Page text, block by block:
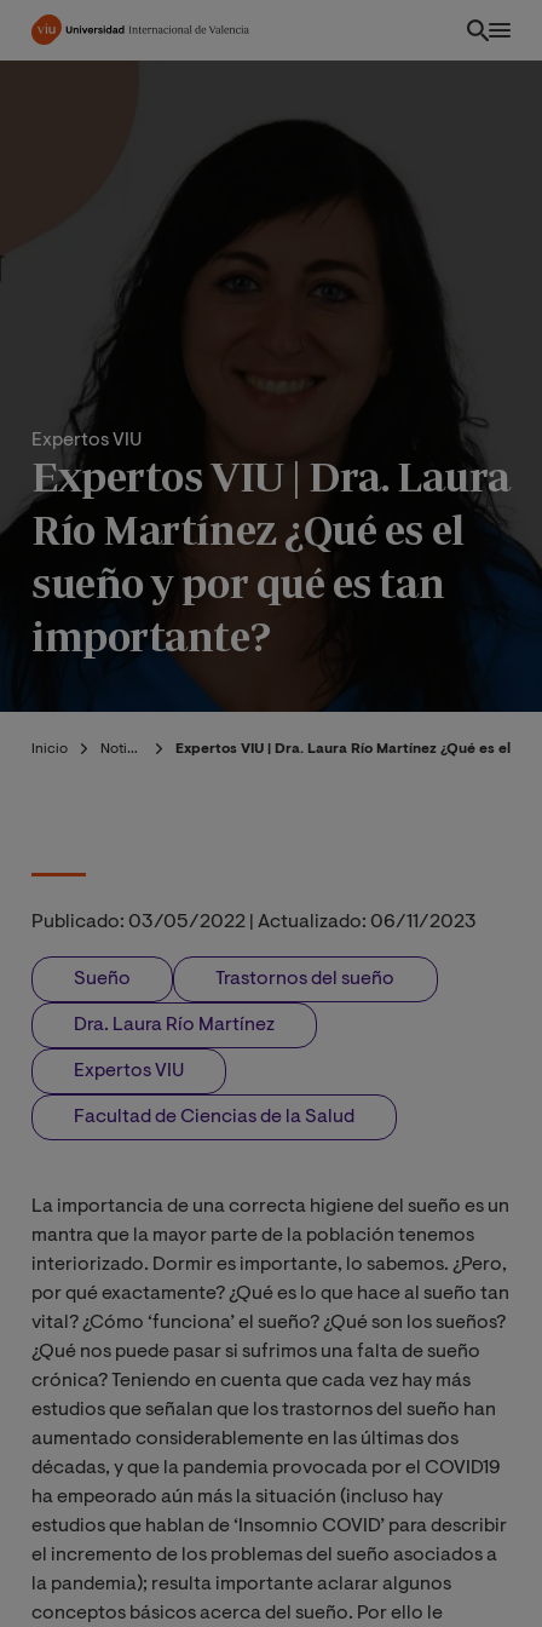
Pasar
Expertos VIU
Expertos VIU | Dra. Laura
Río Martínez ¿Qué es el
sueño y por qué es tan
importante?
Inicio Noticias Expertos VIU | Dra. Laura Río Martínez ¿Qué es el
Publicado: 03/05/2022 Actualizado: 06/11/2023
Sueño Trastornos del sueño
Dra. Laura Río Martínez
Expertos VIU
Facultad de Ciencias de la Salud
La importancia de una correcta higiene del sueño es un
mantra que la mayor parte de la población tenemos
interiorizado. Dormir es importante, lo sabemos. ¿Pero,
por qué exactamente? ¿Qué es lo que hace al sueño tan
vital? ¿Cómo ‘funciona’ el sueño? ¿Qué son los sueños?
¿Qué nos puede pasar si sufrimos una falta de sueño
crónica? Teniendo en cuenta que cada vez hay más
estudios que señalan que los trastornos del sueño han
aumentado considerablemente en las últimas dos
décadas, y que la pandemia provocada por el COVID19
ha empeorado aún más la situación (incluso hay
estudios que hablan de ‘Insomnio COVID’ para describir
el incremento de los problemas del sueño asociados a
la pandemia); resulta importante aclarar algunos
conceptos básicos acerca del sueño. Por ello le